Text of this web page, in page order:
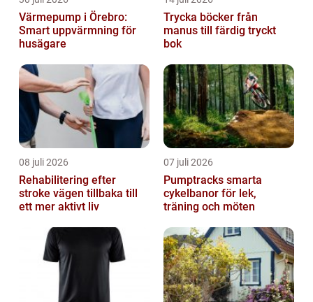
Värmepump i Örebro:
Smart uppvärmning för
husägare
Trycka böcker från
manus till färdig tryckt
bok
08 juli 2026
Rehabilitering efter
stroke vägen tillbaka till
ett mer aktivt liv
07 juli 2026
Pumptracks smarta
cykelbanor för lek,
träning och möten